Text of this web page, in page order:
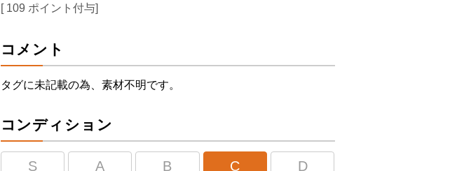
[ 109 ポイント付与]
コメント
タグに未記載の為、素材不明です。
コンディション
S A B C D